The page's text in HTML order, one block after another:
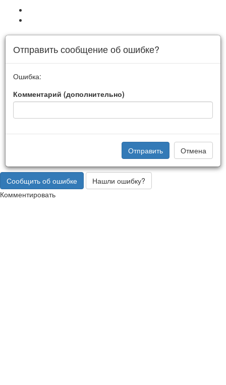
Отправить сообщение об ошибке?
Ошибка:
Комментарий (дополнительно)
Отправить Отмена
Сообщить об ошибке
Нашли ошибку?
Комментировать